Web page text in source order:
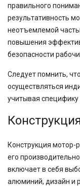
правильного
результативность
неотъемлемой
повышения
безопасности
Следует помнить,
осуществляться
учитывая специфику
Конструкция мотор-
его
включает в себя
алюминий, дизайн и